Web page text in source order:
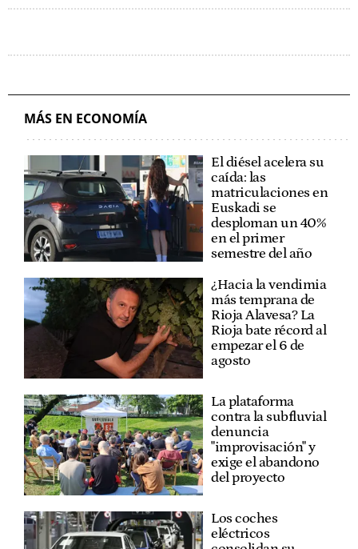
MÁS EN ECONOMÍA
El diésel acelera su
caída: las
matriculaciones en
Euskadi se
desploman un 40%
en el primer
semestre del año
¿Hacia la vendimia
más temprana de
Rioja Alavesa? La
Rioja bate récord al
empezar el 6 de
agosto
La plataforma
contra la subfluvial
denuncia
"improvisación" y
exige el abandono
del proyecto
Los coches
eléctricos